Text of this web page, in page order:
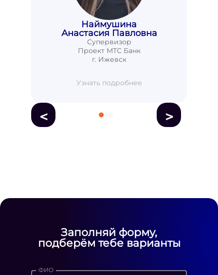
Наймушина
Анастасия Павловна
Супервизор
Проект МТС Банк
г. Ижевск
Узнать подробнее
< >
Заполняй форму,
подберём тебе варианты
ФИО